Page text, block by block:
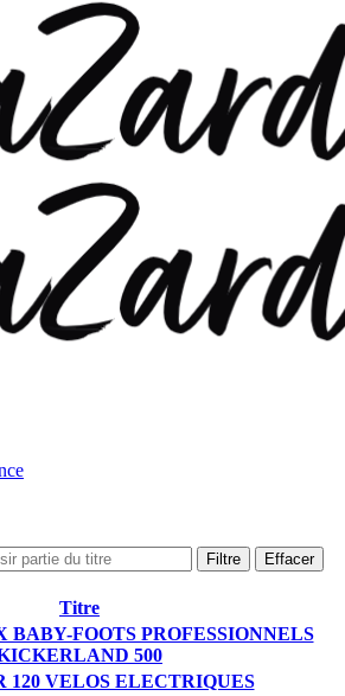
Filtre Effacer
Titre
BABY-FOOTS PROFESSIONNELS
500
120 VELOS ELECTRIQUES